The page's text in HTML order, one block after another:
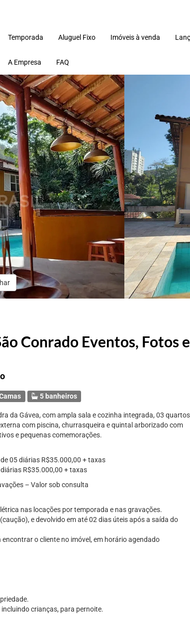
Temporada Aluguel Fixo Imóveis à venda
A Empresa FAQ
Conrado Eventos, Fotos e
5 banheiros
da Gávea, com ampla sala e cozinha integrada, 03
com piscina, churrasqueira e quintal arborizado com
e pequenas comemorações.
05 diárias R$35.000,00 + taxas
R$35.000,00 + taxas
– Valor sob consulta
nas locações por temporada e nas gravações.
e devolvido em até 02 dias úteis após a saída do
encontrar o cliente no imóvel, em horário agendado
crianças, para pernoite.